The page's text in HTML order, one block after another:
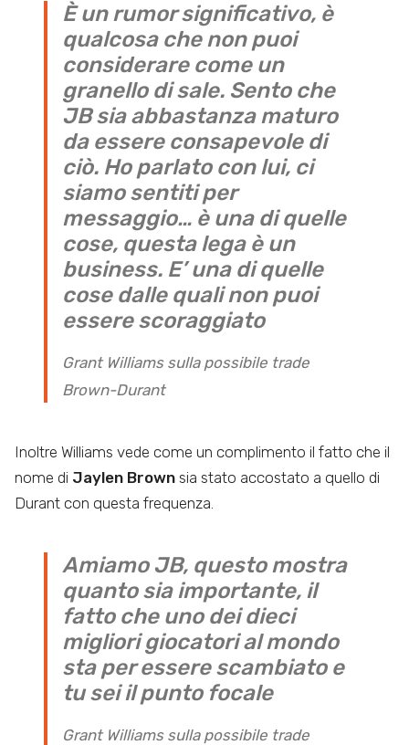
È un rumor significativo, è
qualcosa che non puoi
considerare come un
granello di sale. Sento che
JB sia abbastanza maturo
da essere consapevole di
ciò. Ho parlato con lui, ci
siamo sentiti per
messaggio… è una di quelle
cose, questa lega è un
business. E’ una di quelle
cose dalle quali non puoi
essere scoraggiato
Grant Williams sulla possibile trade
Brown-Durant
Inoltre Williams vede come un complimento il fatto che il
nome di Jaylen Brown sia stato accostato a quello di
Durant con questa frequenza.
Amiamo JB, questo mostra
quanto sia importante, il
fatto che uno dei dieci
migliori giocatori al mondo
sta per essere scambiato e
tu sei il punto focale
Grant Williams sulla possibile trade